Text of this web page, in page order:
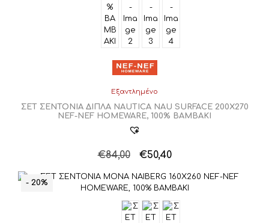
Εξαντλημένο
ΣΕΤ ΣΕΝΤΟΝΙΑ ΔΙΠΛΑ NAUTICA NAU SURFACE 200Χ270
NEF-NEF HOMEWARE, 100% ΒΑΜΒΑΚΙ
€84,00
Original
was:
€50,40Η
τιμή
€50,40.
- 20%